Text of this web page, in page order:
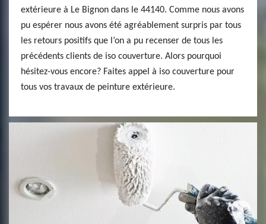
extérieure à Le Bignon dans le 44140. Comme nous avons
pu espérer nous avons été agréablement surpris par tous
les retours positifs que l’on a pu recenser de tous les
précédents clients de iso couverture. Alors pourquoi
hésitez-vous encore? Faites appel à iso couverture pour
tous vos travaux de peinture extérieure.